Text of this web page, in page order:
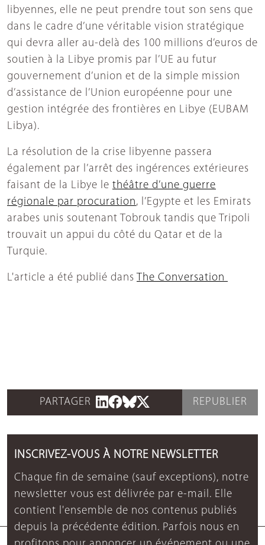
libyennes, elle ne peut prendre tout son sens que
dans le cadre d’une véritable vision stratégique
qui devra aller au-delà des 100 millions d’euros de
soutien à la Libye promis par l’UE au futur
gouvernement d’union et de la simple mission
d’assistance de l’Union européenne pour une
gestion intégrée des frontières en Libye (EUBAM
Libya).
La résolution de la crise libyenne passera
également par l’arrêt des ingérences extérieures
faisant de la Libye le théâtre d’une guerre
régionale par procuration, l’Egypte et les Emirats
arabes unis soutenant Tobrouk tandis que Tripoli
trouvait un appui du côté du Qatar et de la
Turquie.
L'article a été publié dans The Conversation
PARTAGER REPUBLIER
INSCRIVEZ-VOUS À NOTRE NEWSLETTER
Chaque fin de semaine (sauf exceptions), notre
newsletter vous est délivrée par e-mail. Elle
contient l'ensemble de nos contenus publiés
depuis la précédente édition. Parfois nous en